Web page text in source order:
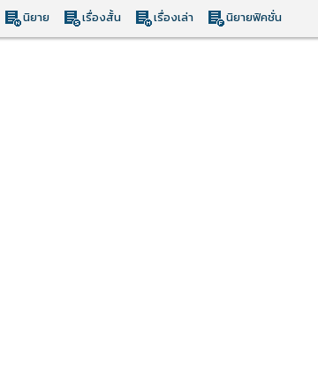
นิยาย เรื่องสั้น เรื่องเล่า นิยายฟิคชั่น